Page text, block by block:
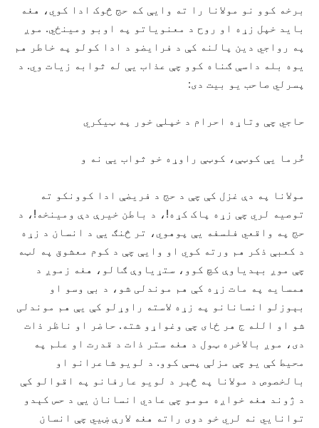
برخه کوو نو مولانا را ته وايې که حج څوک ادا کوي، هغه
بايد خپل زړه او روح د معنوياتو په اوبو ومينځي. موږ
په رواجي دين پالنه کې د فرايضو د ادا کولو په خاطر هم
يوه بله داسې ګناه کوو چې عذاب يې له ثوابه زيات وي. د
پسرلي صاحب يو بيت دی:
حاجي چې وتاړه احرام د خپلې خور په ټيکري
خُرما يې کوټې، کوټې راوړه خو ثواب يې نه و
مولانا په دې غزل کې چې د حج د فريضې ادا کوونکو ته
توصيه لري چې زړه پاک کړه!، د باطن خيرې دې ومينخه!، د
حج په واقعي فلسفه يې پوهوي، تر څنګ يې د انسان د زړه
د کعبې ذکر هم ورته کوي او وايې چې د کوم معشوق په لټه
چې موږ بېدياوې کچ کوو، ستړياوې ګالو، هغه زموږ د
همسايه په مات زړه کې هم موندلی شو، د بې وسو او
بېوزلو انسانانو په زړه لاسته راوړلو کې يې هم موندلی
شو او الله ج هر ځای چې وغواړو شته. حاضر او ناظر ذات
دی، موږ بالاخره ټول د هغه ستر ذات د قدرت او علم په
محيط کې يو چې مزلې پسې کوو. د لويو شاعرانو او
بالخصوص د مولانا په څېر د لويو عارفانو په اقوالو کې
د ژوند هغه خواږه مومو چې عادي انسانان يې د حس کېدو
توانايي نه لري خو دوی راته هغه لارې ښيي چې انسان